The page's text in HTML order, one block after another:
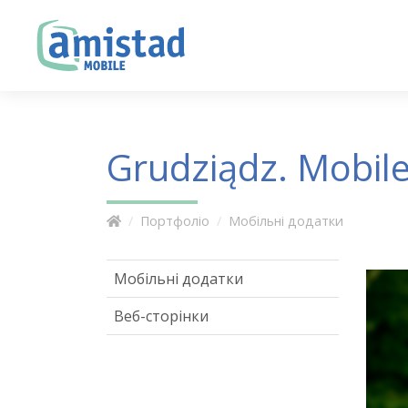
Grudziądz.
Портфоліо Мобільні додатки
Мобільні додатки
Веб-сторінки